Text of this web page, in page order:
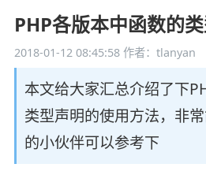
PHP各版本中函数的
2018-01-12 08:45:58作者：tlanyan
本文给大家汇总介绍了下
类型声明的使用方法，非
的小伙伴可以参考下